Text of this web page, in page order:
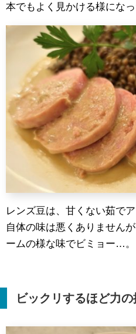
本でもよく見かける様になっ
レンズ豆は、甘くない茹で
自体の味は悪くありません
ームの様な味でビミョー…。
ビックリするほど力